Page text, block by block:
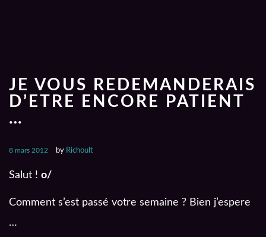
JE VOUS REDEMANDERAIS
D’ETRE ENCORE PATIENT
…
8 mars 2012 by Richoult
Salut ! o/
Comment s’est passé votre semaine ? Bien j’espere
…